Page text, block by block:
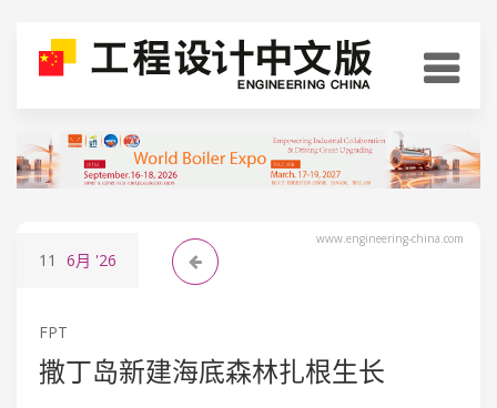
www.engineering-china.com
11 6月 '26
FPT
撒丁岛新建海底森林扎根生长